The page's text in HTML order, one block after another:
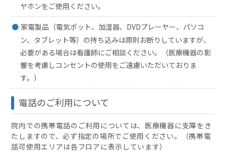
ヤホンをご使用ください。
家電製品（電気ポット、加湿器、DVDプレーヤー、パソコ
ン、タブレット等）の持ち込みは原則お断りしていますが、
必要がある場合は看護師にご相談ください。（医療機器の影
響を考慮しコンセントの使用をご遠慮いただいておりま
す。）
電話のご利用について
院内での携帯電話のご利用については、医療機器に支障をき
たしますので、必ず指定の場所でご使用ください。（携帯電
話可使用エリアは各フロアに表示しています）